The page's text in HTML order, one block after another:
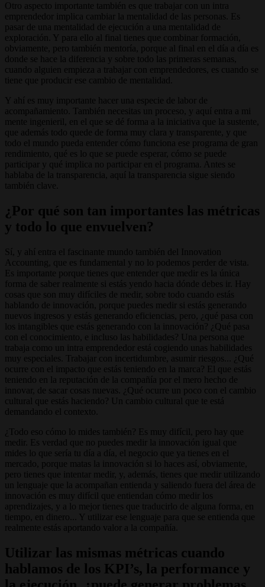
Otro aspecto importante también es que trabajar con un intra
emprendedor implica cambiar la mentalidad de las personas. Es
pasar de una mentalidad de ejecución a una mentalidad de
exploración. Y para ello al final tienes que combinar formación,
obviamente, pero también mentoría, porque al final en el día a día es
donde se hace la diferencia y sobre todo las primeras semanas,
cuando alguien empieza a trabajar con emprendedores, es cuando se
tiene que producir ese cambio de mentalidad.
Y ahí es muy importante hacer una especie de labor de
acompañamiento. También necesitas un proceso, y aquí entra a mi
mente ingenieril, en el que se dé forma a la iniciativa que la sustente,
que además todo quede de forma muy clara y transparente, y que
todo el mundo pueda entender cómo funciona ese programa de gran
rendimiento, qué es lo que se puede esperar, cómo se puede
participar y qué implica no participar en el programa. Antes se
hablaba de la transparencia, aquí la transparencia sigue siendo
también clave.
¿Por qué son tan importantes las métricas
y todo lo que envuelven?
Sí, y ahí entra el fascinante mundo también del Innovation
Accounting, que es fundamental y no lo podemos perder de vista.
Es importante porque tienes que entender que medir es la única
forma de saber realmente si estás yendo hacia dónde debes ir. Hay
cosas que son muy difíciles de medir, sobre todo cuando estás
hablando de innovación, porque puedes medir si estás generando
nuevos ingresos y estás generando eficiencias, pero, ¿qué pasa con
los intangibles que estás generando con la innovación? ¿Qué pasa
con el conocimiento, e incluso las habilidades? Una persona que
trabaja como un intra emprendedor está cogiendo unas habilidades
muy especiales. Trabajar con incertidumbre, asumir riesgos... ¿Qué
ocurre con el impacto que estás teniendo en la marca? El que estás
teniendo en la reputación de la compañía por el mero hecho de
innovar, de sacar cosas nuevas. ¿Qué ocurre un poco con el cambio
cultural que estás haciendo? Un cambio cultural que te está
demandando el contexto.
¿Todo eso cómo lo mides también? Es muy difícil, pero hay que
medir. Es verdad que no puedes medir la innovación igual que
mides lo que sería tu día a día, el negocio que ya tienes en el
mercado, porque matas la innovación si lo haces así, obviamente,
pero tienes que intentar medir, y, además, tienes que medir utilizando
un lenguaje que la acompañan entienda y saliendo fuera del área de
innovación es muy difícil que entiendan cómo medir los
aprendizajes, y a lo mejor tienes que traducirlo de alguna forma, en
tiempo, en dinero... Y utilizar ese lenguaje para que se entienda que
realmente estás aportando valor a la compañía.
Utilizar las mismas métricas cuando
hablamos de los KPI’s, la performance y